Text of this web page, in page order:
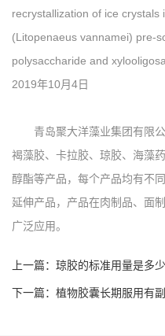
recrystallization of ice crystals
(Litopenaeus vannamei) pre-
polysaccharide and
2019年10月4日
青岛聚大洋藻业集团有限
褐藻胶、卡拉胶、琼胶、海藻
醇酯等产品，每个产品均有不
延伸产品，产品在肉制品、面
广泛应用。
上一篇：琼胶的标准用量是多
下一篇：植物胶囊长期服用有